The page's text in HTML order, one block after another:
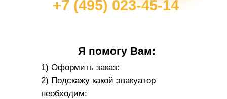
Я помогу Вам:
1) Оформить заказ:
2) Подскажу какой эвакуатор
необходим;
+7 (495) 023-45-14